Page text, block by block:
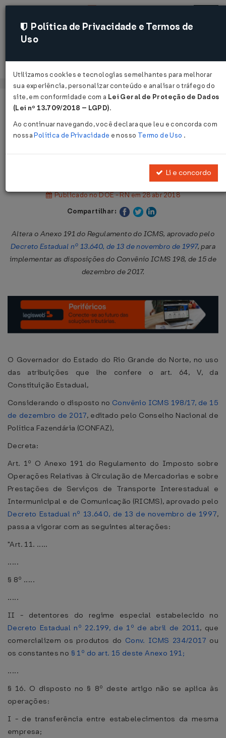
Acessar
Página Inicial
Legislações
Decreto Nº 27931 DE 27/04/2018
Publicado no DOE - RN em 28 abr 2018
Compartilhar:
Altera o Anexo 191 do Regulamento do ICMS, aprovado pelo
Decreto Estadual nº 13.640, de 13 de novembro de 1997, para
implementar as disposições do Convênio ICMS 198, de 15 de
dezembro de 2017.
O Governador do Estado do Rio Grande do Norte, no uso
das atribuições que lhe confere o art. 64, V, da
Constituição Estadual,
Considerando o disposto no Convênio ICMS 198/17, de 15
de dezembro de 2017, editado pelo Conselho Nacional de
Política Fazendária (CONFAZ),
Decreta:
Art. 1º O Anexo 191 do Regulamento do Imposto sobre
Operações Relativas à Circulação de Mercadorias e sobre
Prestações de Serviços de Transporte Interestadual e
Intermunicipal e de Comunicação (RICMS), aprovado pelo
Decreto Estadual nº 13.640, de 13 de novembro de 1997,
passa a vigorar com as seguintes alterações:
"Art. 11. .....
.....
§ 8º .....
.....
II - detentores do regime especial estabelecido no
Decreto Estadual nº 22.199, de 1º de abril de 2011, que
comercializem os produtos do Conv. ICMS 234/2017 ou
os constantes no § 1º do art. 15 deste Anexo 191;
.....
§ 16. O disposto no § 8º deste artigo não se aplica às
operações:
I - de transferência entre estabelecimentos da mesma
empresa;
Política de Privacidade e Termos de
Uso
Utilizamos cookies e tecnologias semelhantes para melhorar
sua experiência, personalizar conteúdo e analisar o tráfego do
site, em conformidade com a Lei Geral de Proteção de Dados
(Lei nº 13.709/2018 – LGPD).
Ao continuar navegando, você declara que leu e concorda com
nossaPolítica de Privacidade e nosso Termo de Uso .
Li e concordo